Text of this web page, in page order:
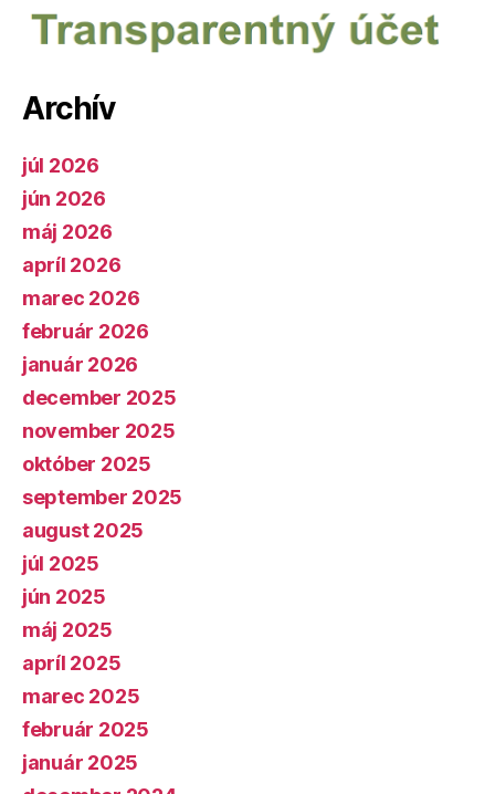
Archív
júl 2026
jún 2026
máj 2026
apríl 2026
marec 2026
február 2026
január 2026
december 2025
november 2025
október 2025
september 2025
august 2025
júl 2025
jún 2025
máj 2025
apríl 2025
marec 2025
február 2025
január 2025